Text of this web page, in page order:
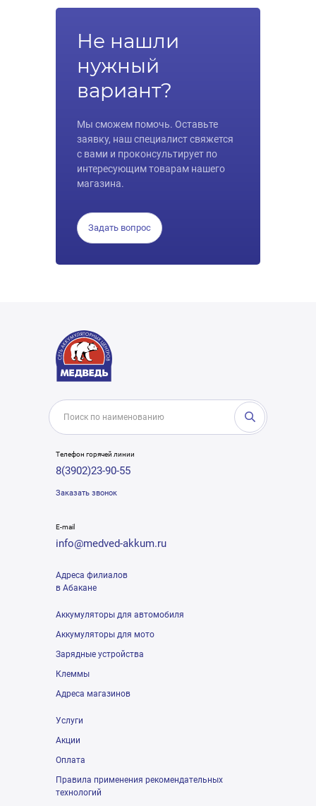
Не нашли
нужный
вариант?
Мы сможем помочь. Оставьте
заявку, наш специалист свяжется
с вами и проконсультирует по
интересующим товарам нашего
магазина.
Задать вопрос
Телефон горячей линии
8(3902)23-90-55
Заказать звонок
E-mail
info@medved-akkum.ru
Адреса филиалов
в Абакане
Аккумуляторы для автомобиля
Аккумуляторы для мото
Зарядные устройства
Клеммы
Адреса магазинов
Услуги
Акции
Оплата
Правила применения рекомендательных
технологий